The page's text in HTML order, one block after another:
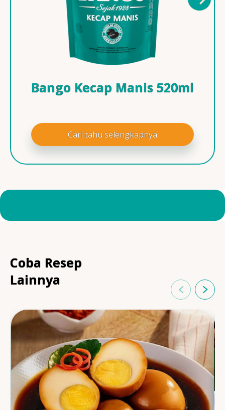
Bango Kecap Manis 520ml
Cari tahu selengkapnya
Coba Resep
Lainnya